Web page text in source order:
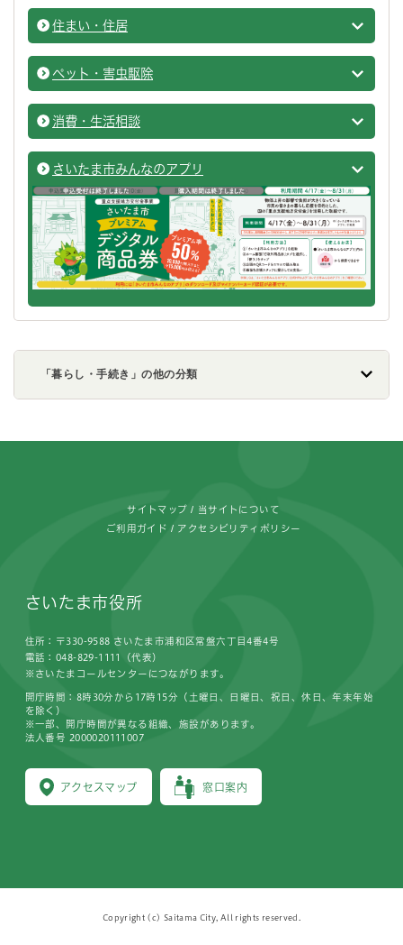
住まい・住居
住まい
ペット・害虫駆除
ペット
消費・生活相談
消費・
さいたま市みんなのアプリ
さいた
「暮らし・手続き」の他の分類
サイトマップ 当サイトについて
ご利用ガイド アクセシビリティポリシー
さいたま市役所
住所：〒330-9588 さいたま市浦和区常盤六丁目4番4号
電話：048-829-1111（代表）
※さいたまコールセンターにつながります。
アクセスマップ 窓口案内
開庁時間：8時30分から17時15分（土曜日、日曜日、祝日、休日、年末年始
を除く）
※一部、開庁時間が異なる組織、施設があります。
法人番号 2000020111007
Copyright (c) Saitama City, All rights reserved.